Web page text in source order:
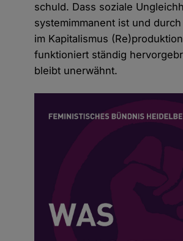
schuld. Dass soziale
systemimmanent ist und
im Kapitalismus (Re)produktion
funktioniert ständig
bleibt unerwähnt.